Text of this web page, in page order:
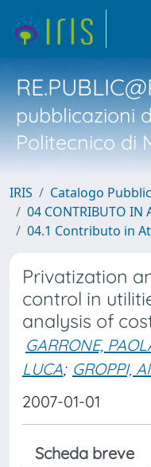
pubblicazioni
Politecnico di
IRIS
Catalogo
04 CONTRIBUTO IN
04.1 Contributo in
Privatization
control in
analysis of
GARRONE,
LUCA; GROPPI,
2007-01-01
Scheda breve